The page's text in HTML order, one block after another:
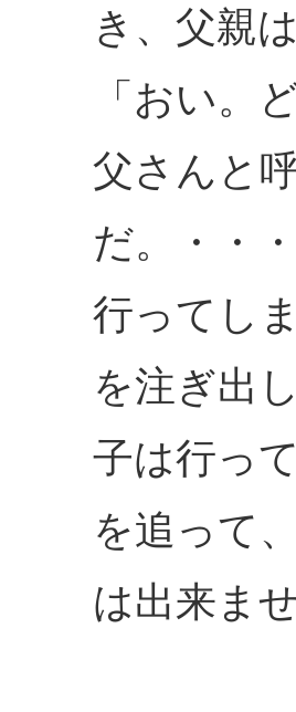
き、父親
「おい。
父さんと
だ。・・
行ってし
を注ぎ出
子は行っ
を追って
は出来ま